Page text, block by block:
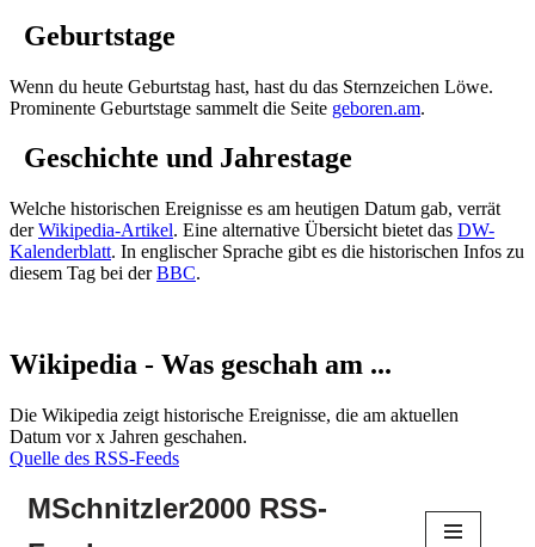
Geburtstage
Wenn du heute Geburtstag hast, hast du das Sternzeichen Löwe.
Prominente Geburtstage sammelt die Seite geboren.am.
Geschichte und Jahrestage
Welche historischen Ereignisse es am heutigen Datum gab, verrät
derWikipedia-Artikel. Eine alternative Übersicht bietet das DW-
Kalenderblatt. In englischer Sprache gibt es die historischen Infos zu
diesem Tag bei derBBC.
Wikipedia - Was geschah am ...
Die Wikipedia zeigt historische Ereignisse, die am aktuellen
Datum vor x Jahren geschahen.
Quelle des RSS-Feeds